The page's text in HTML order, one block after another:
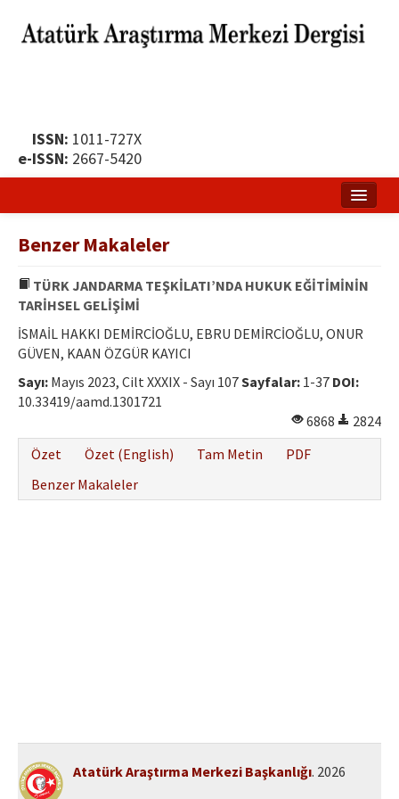
ISSN: 1011-727X
e-ISSN: 2667-5420
Yayın Politikası
Dergi Kurulları
Etik İlkeler
Yazar Rehberi
Benzer Makaleler
TÜRK JANDARMA TEŞKİLATI’NDA HUKUK EĞİTİMİNİN
TARİHSEL GELİŞİMİ
İSMAİL HAKKI DEMİRCİOĞLU, EBRU DEMİRCİOĞLU, ONUR
GÜVEN, KAAN ÖZGÜR KAYICI
Sayı: Mayıs 2023, Cilt XXXIX - Sayı 107Sayfalar: 1-37 DOI:
10.33419/aamd.1301721
6868
2824
Özet
Özet (English) Tam Metin
PDF
Benzer Makaleler
Atatürk Araştırma Merkezi Başkanlığı. 2026